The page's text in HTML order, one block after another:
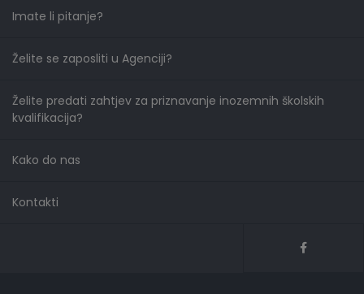
Imate li pitanje?
Želite se zaposliti u Agenciji?
Želite predati zahtjev za priznavanje inozemnih školskih
kvalifikacija?
Kako do nas
Kontakti